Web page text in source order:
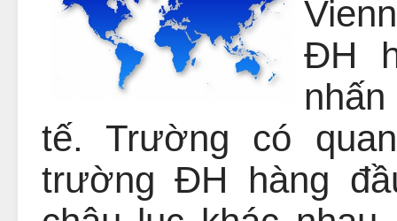
ĐH
tế. Trường có
trường ĐH hàng